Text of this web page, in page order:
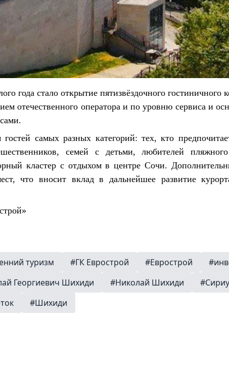
года стало открытие пятизвёздочного
отечественного оператора и по уровню сервиса и
самых разных категорий: тех, кто
семей с детьми, любителей
кластер с отдыхом в центре Сочи.
что вносит вклад в дальнейшее развитие
туризм #ГК Еврострой #Еврострой
Георгиевич Шихиди #Николай Шихиди
#Шихиди